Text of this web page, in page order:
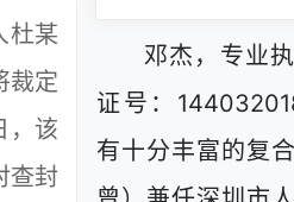
杜某
裁定
，该
查封
邓杰，专业
证号：
有十分丰富的复